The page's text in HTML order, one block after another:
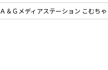
Ａ＆Ｇメディアステーション こむち